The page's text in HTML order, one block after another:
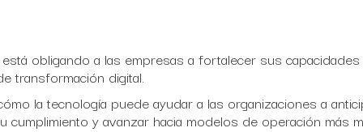
obligando a las empresas a fortalecer sus
transformación digital.
la tecnología puede ayudar a las organizaciones a
cumplimiento y avanzar hacia modelos de operación más